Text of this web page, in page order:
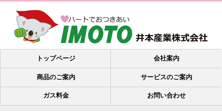
トップページ 会社案内
商品のご案内 サービスのご案内
ガス料金 お問い合わせ